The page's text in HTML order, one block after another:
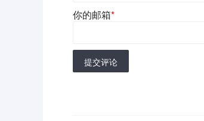
你的邮箱*
提交评论